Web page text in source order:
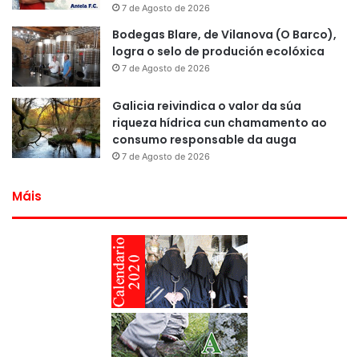
7 de Agosto de 2026
Bodegas Blare, de Vilanova (O Barco),
logra o selo de produción ecolóxica
7 de Agosto de 2026
Galicia reivindica o valor da súa
riqueza hídrica cun chamamento ao
consumo responsable da auga
7 de Agosto de 2026
Máis